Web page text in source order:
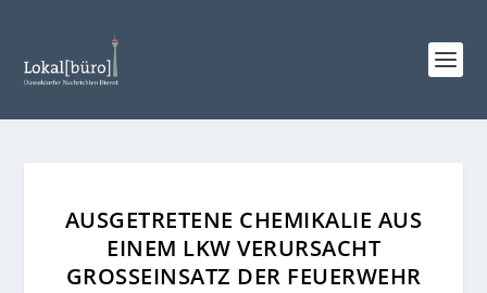
AUSGETRETENE CHEMIKALIE AUS
EINEM LKW VERURSACHT
GROSSEINSATZ DER FEUERWEHR